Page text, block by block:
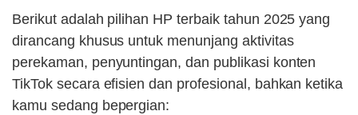
Berikut adalah pilihan HP terbaik tahun 2025 yang
dirancang khusus untuk menunjang aktivitas
perekaman, penyuntingan, dan publikasi konten
TikTok secara efisien dan profesional, bahkan ketika
kamu sedang bepergian: